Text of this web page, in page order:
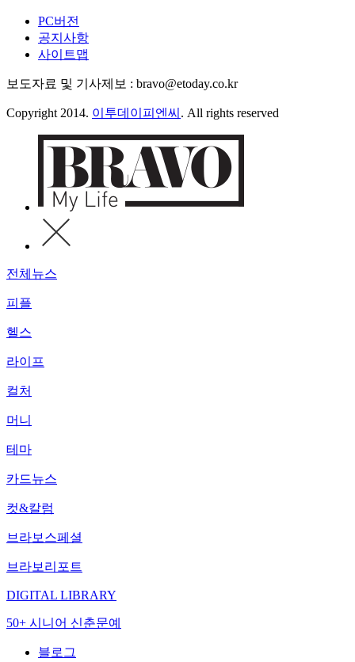
PC버전
공지사항
사이트맵
보도자료 및 기사제보 : bravo@etoday.co.kr
Copyright 2014. 이투데이피엔씨 . All rights reserved
전체뉴스
피플
헬스
라이프
컬처
머니
테마
카드뉴스
컷&칼럼
브라보스페셜
브라보리포트
DIGITAL LIBRARY
50+ 시니어 신춘문예
블로그